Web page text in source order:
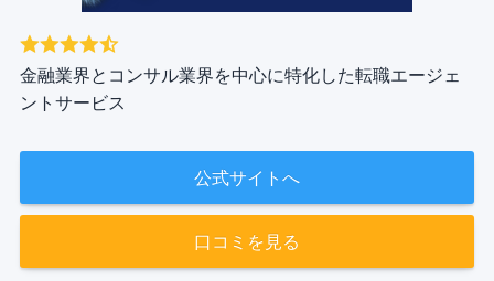
金融業界とコンサル業界を中心に特化した転職エージェ
ントサービス
公式サイトへ
口コミを見る